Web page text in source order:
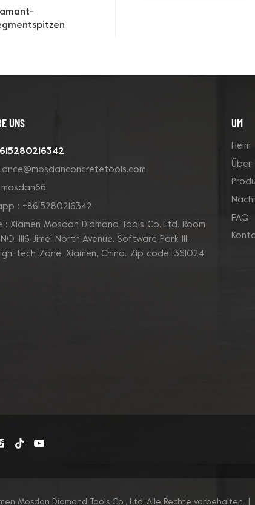
180-mm-Rohr-Grizzly-
Betontopfschleifscheibe
7-Zoll-10-V-Segment-
Diamanttopfscheibe
zum Schleifen von
Betonkanten
Eckkanten
UNS
mosdan66
: +8615280216342
: Xiamen Mosdan Diamond Tools Co.,Ltd. Room
1116 Jimei North Avenue, Software Park Ill,
tech Zone, Xiamen, China. Zip code: 361024
UM
Heim
Über
FAQ
Mosdan Diamond Tools Co., Ltd. Alle Rechte vorbehalten.